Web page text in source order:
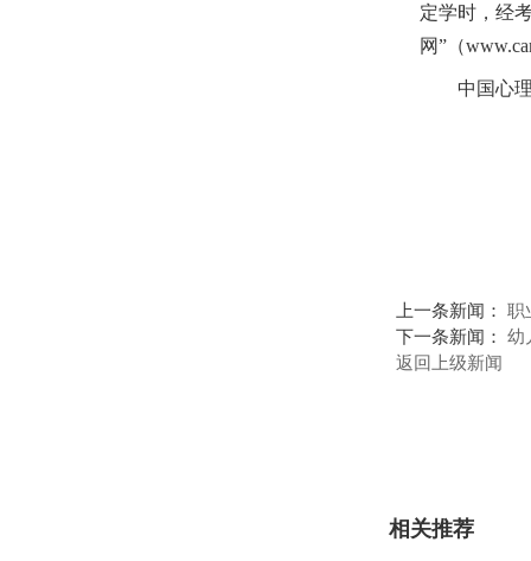
定学时，经
网”（
中国心理
上一条新闻： 职
下一条新闻： 幼
返回上级新闻
相关推荐